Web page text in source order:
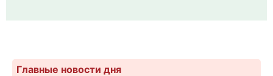
Главные новости дня